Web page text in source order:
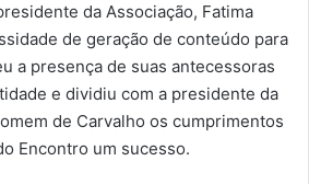
da Associação, Fatima
de geração de conteúdo para
a presença de suas antecessoras
e dividiu com a presidente da
de Carvalho os cumprimentos
Encontro um sucesso.